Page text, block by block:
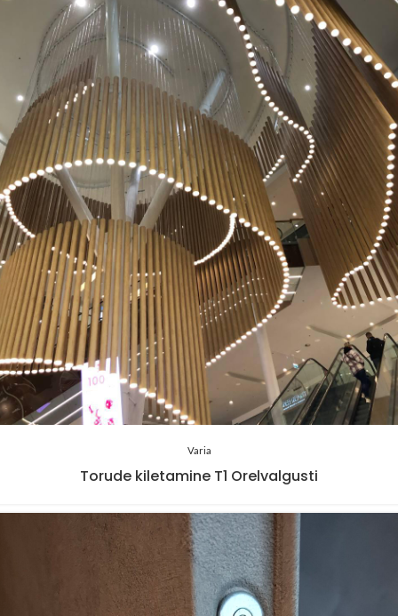
Varia
Torude kiletamine T1 Orelvalgusti